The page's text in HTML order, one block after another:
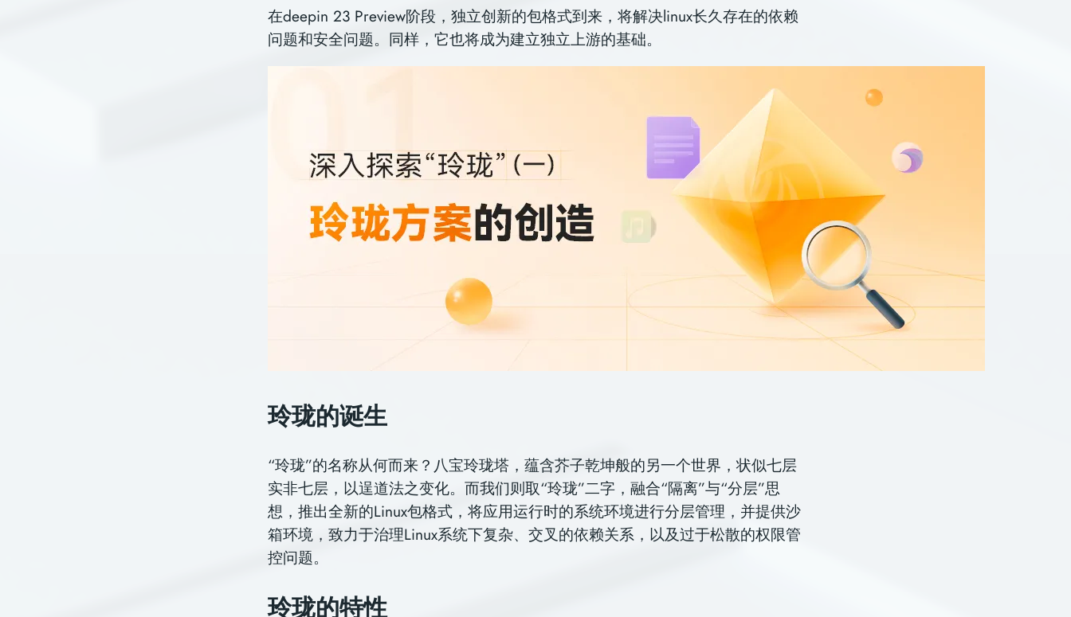
在deepin 23 Preview阶段，独立创新的包格式到来，将解决linux长久存在的依赖
问题和安全问题。同样，它也将成为建立独立上游的基础。
玲珑的诞生
“玲珑”的名称从何而来？八宝玲珑塔，蕴含芥子乾坤般的另一个世界，状似七层
实非七层，以逞道法之变化。而我们则取“玲珑”二字，融合“隔离”与“分层”思
想，推出全新的Linux包格式，将应用运行时的系统环境进行分层管理，并提供沙
箱环境，致力于治理Linux系统下复杂、交叉的依赖关系，以及过于松散的权限管
控问题。
玲珑的特性